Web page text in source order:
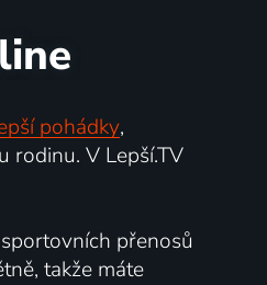
pohádky,
rodinu. V Lepší.TV
přenosů
takže máte